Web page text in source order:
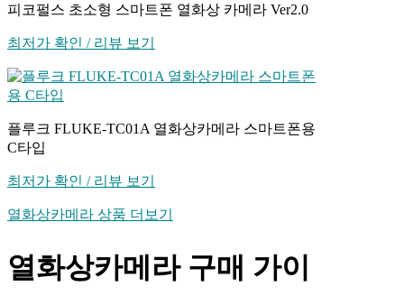
피코펄스 초소형 스마트폰 열화상 카메라 Ver2.0
최저가 확인 / 리뷰 보기
플루크 FLUKE-TC01A 열화상카메라 스마트폰용
C타입
최저가 확인 / 리뷰 보기
열화상카메라 상품 더보기
열화상카메라 구매 가이